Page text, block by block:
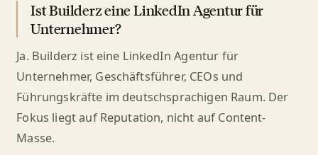
Ist Builderz eine LinkedIn Agentur für
Unternehmer?
Ja. Builderz ist eine LinkedIn Agentur für
Unternehmer, Geschäftsführer, CEOs und
Führungskräfte im deutschsprachigen Raum. Der
Fokus liegt auf Reputation, nicht auf Content-
Masse.